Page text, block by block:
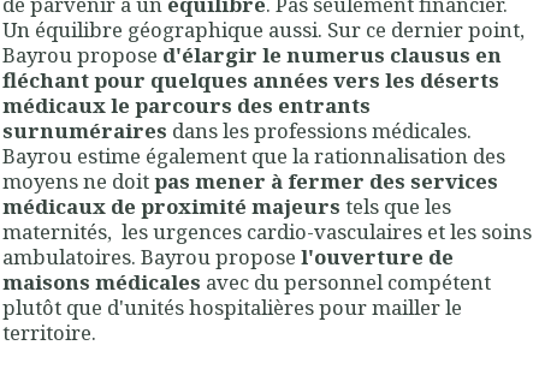
Un équilibre géographique aussi. Sur ce dernier point,
Bayrou propose d'élargir le numerus clausus en
fléchant pour quelques années vers les déserts
médicaux le parcours des entrants
surnuméraires dans les professions médicales.
Bayrou estime également que la rationnalisation des
moyens ne doitpas mener à fermer des services
médicaux de proximité majeurs tels que les
maternités, les urgences cardio-vasculaires et les soins
ambulatoires. Bayrou propose l'ouverture de
maisons médicales avec du personnel compétent
plutôt que d'unités hospitalières pour mailler le
territoire.